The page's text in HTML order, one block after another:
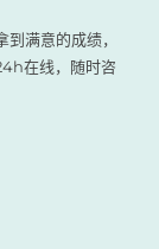
满意的成绩，
在线，随时咨